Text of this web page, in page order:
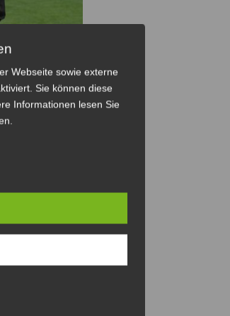
Taktik-Tafel
das
Webseite sowie externe
Sie können diese
Informationen lesen Sie